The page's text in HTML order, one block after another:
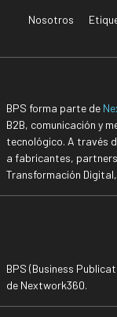
Nosotros
BPS forma parte de
B2B, comunicación y
tecnológico. A través
a fabricantes,
Transformación
BPS (Business
de Nextwork360.